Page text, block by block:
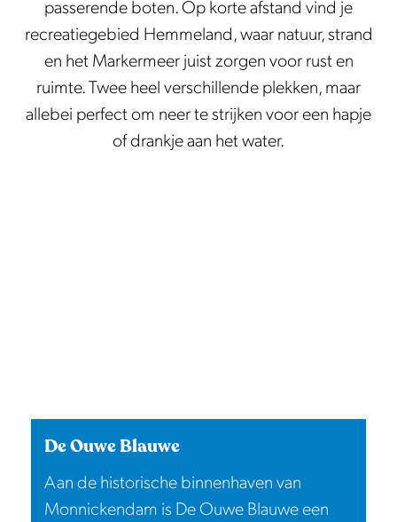
passerende boten. Op korte afstand vind je
recreatiegebied Hemmeland, waar natuur, strand
en het Markermeer juist zorgen voor rust en
ruimte. Twee heel verschillende plekken, maar
allebei perfect om neer te strijken voor een hapje
of drankje aan het water.
De Ouwe Blauwe
Aan de historische binnenhaven van
Monnickendam is De Ouwe Blauwe een